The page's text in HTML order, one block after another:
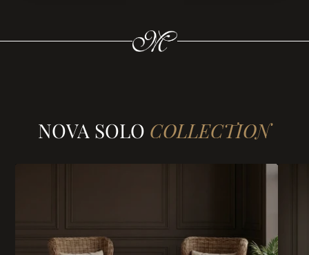
NOVA SOLO COLLECTION